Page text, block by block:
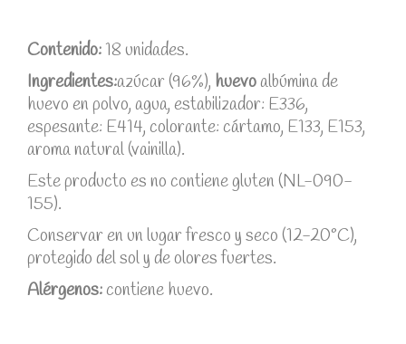
Contenido:18 unidades.
Ingredientes:azúcar (96%), huevoalbúmina de
huevo en polvo, agua, estabilizador: E336,
espesante: E414, colorante: cártamo, E133, E153,
aroma natural (vainilla).
Este producto es no contiene gluten (NL-090-
155).
Conservar en un lugar fresco y seco (12-20°C),
protegido del sol y de olores fuertes.
Alérgenos:contiene huevo.